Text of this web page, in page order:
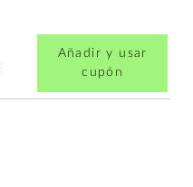
Añadir y usar
cupón